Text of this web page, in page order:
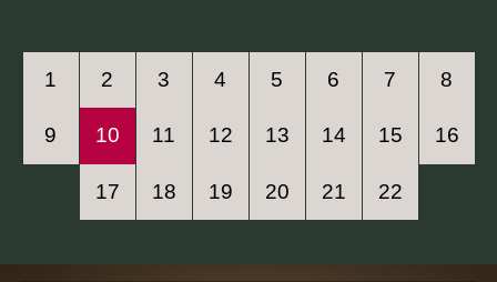
1 2 3 4 5 6 7 8
9 10 11 12 13 14 15 16
17 18 19 20 21 22